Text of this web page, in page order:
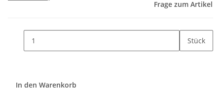
Frage zum Artikel
Stück
In den Warenkorb